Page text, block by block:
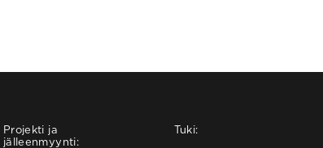
Projekti ja
jälleenmyynti:
Tuki: